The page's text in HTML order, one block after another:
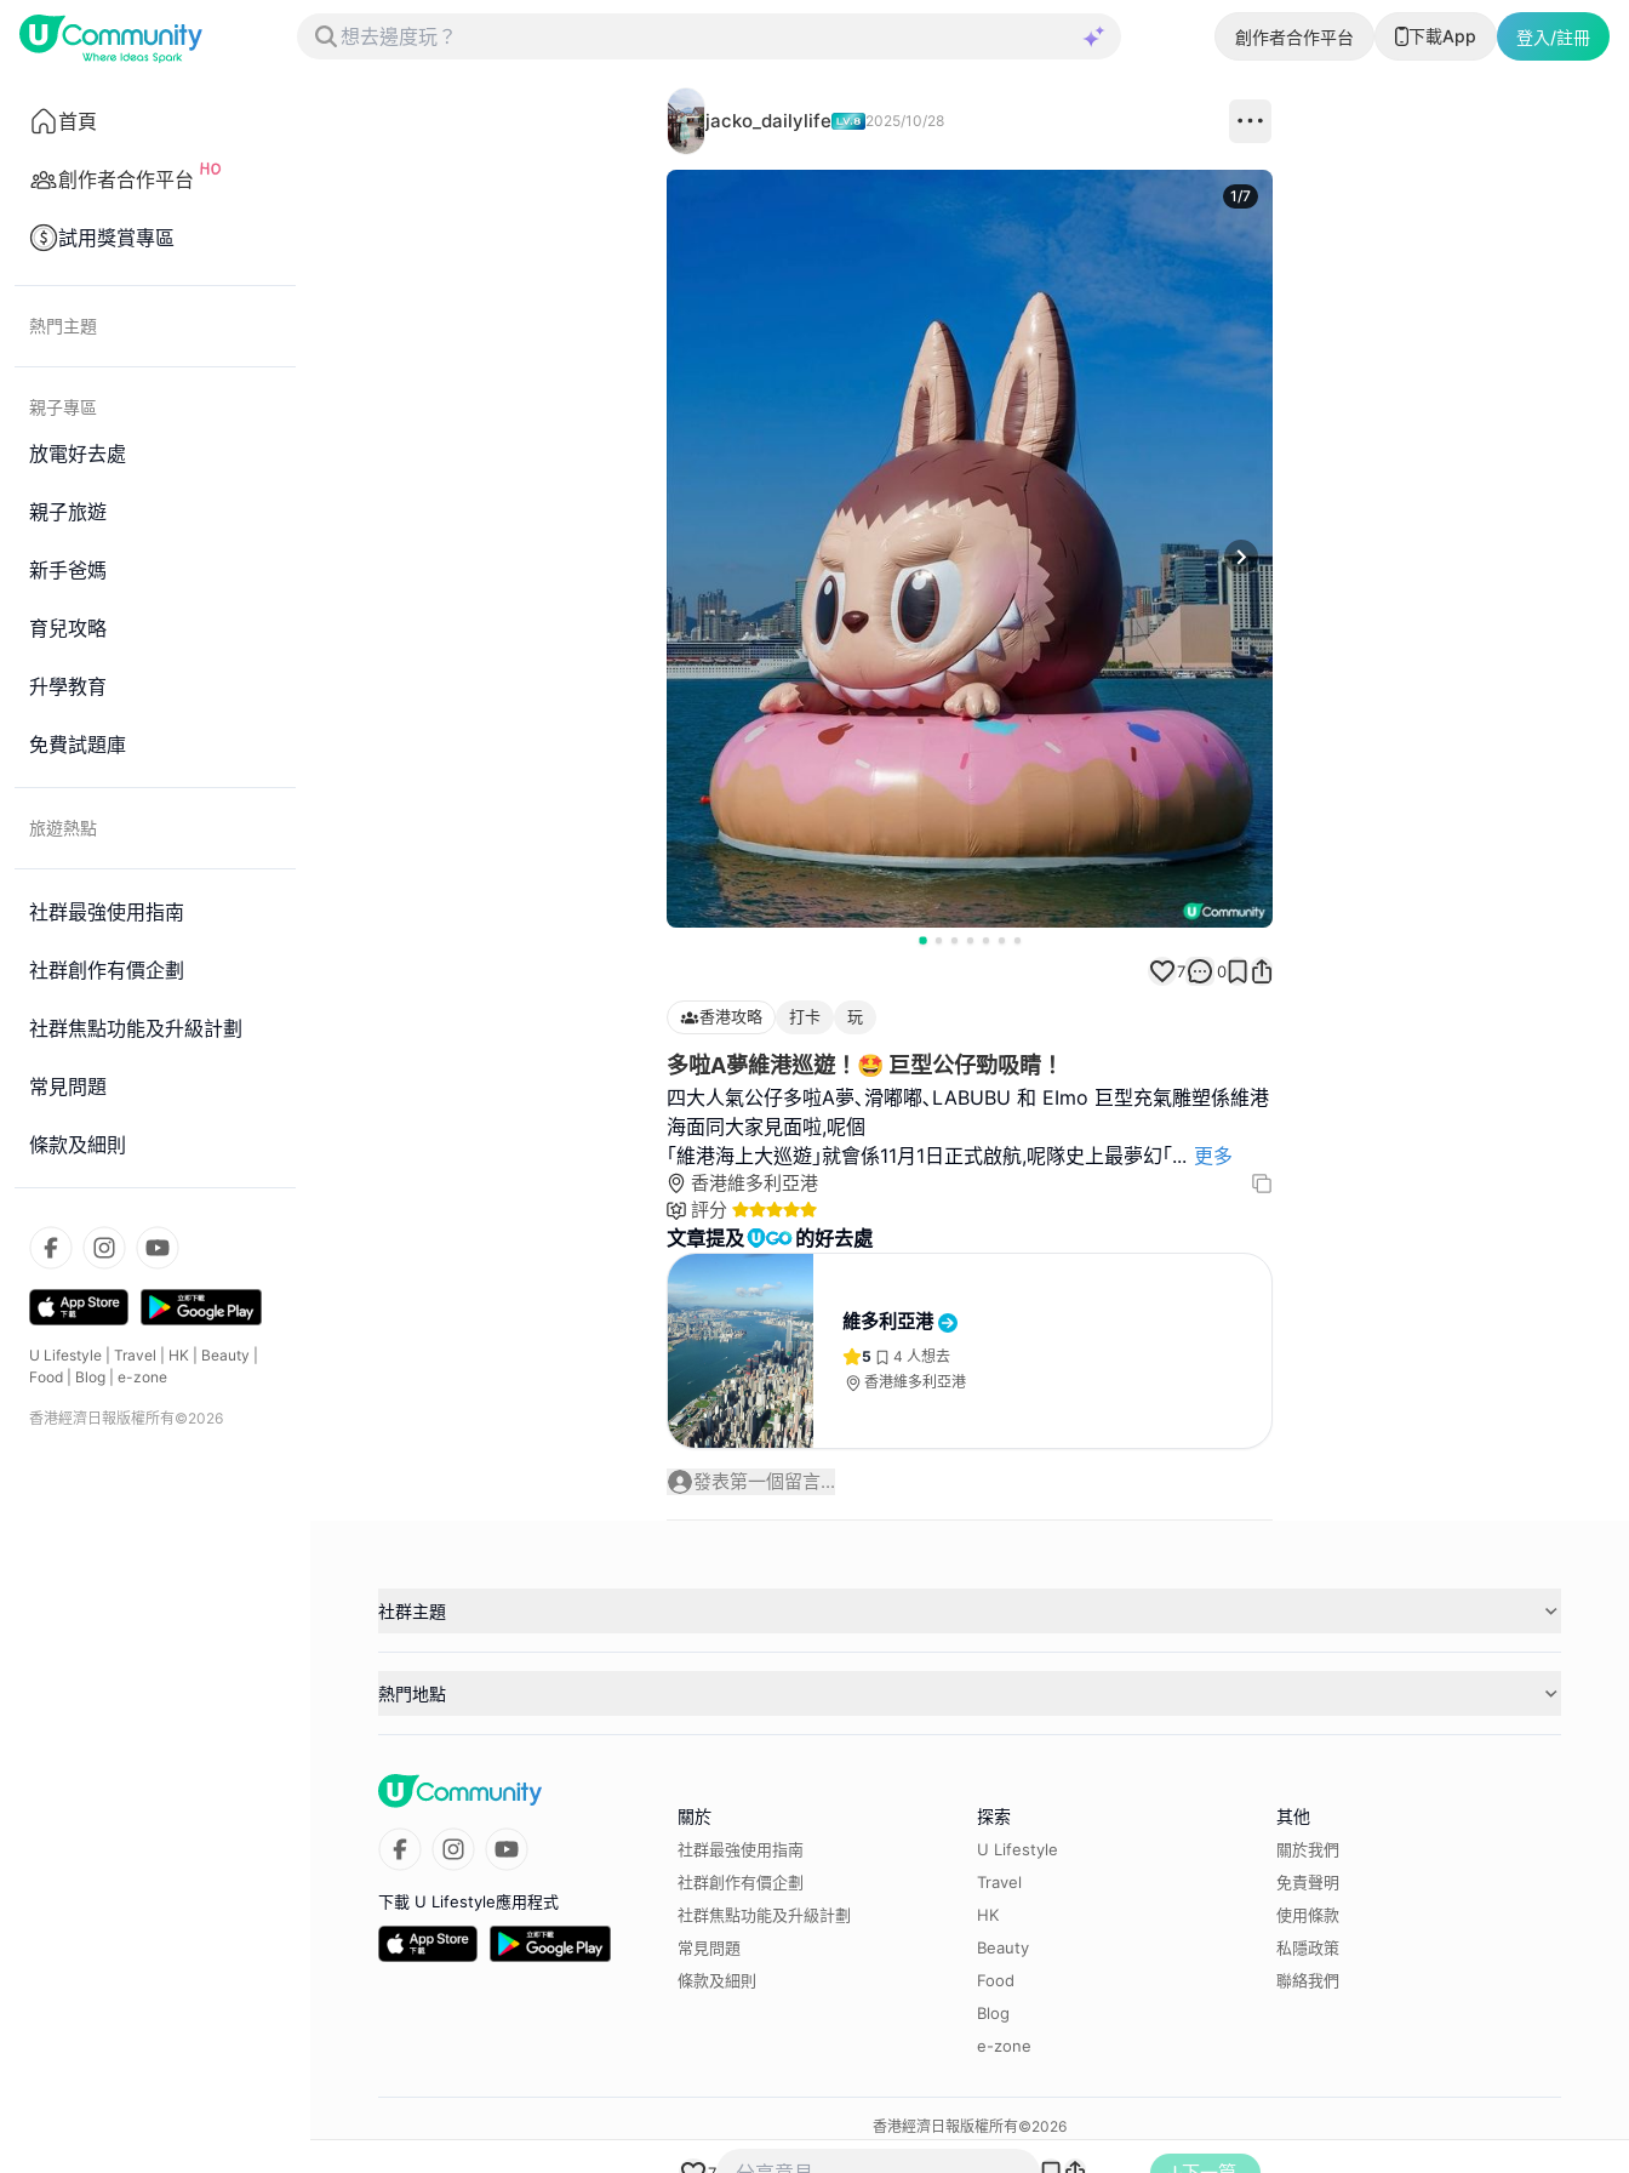
創作者合作平台 下載App 登入/註冊
首頁
創作者合作平台
試用獎賞專區
熱門主題
親子專區
放電好去處
親子旅遊
新手爸媽
育兒攻略
升學教育
免費試題庫
旅遊熱點
社群最強使用指南
社群創作有價企劃
社群焦點功能及升級計劃
常見問題
條款及細則
U Lifestyle Travel HK Beauty
Food
Blog e-zone
香港經濟日報版權所有©2026
jacko_dailylife 2025/10/28
Next slide
1/7
7 0
香港攻略 打卡 玩
多啦A夢維港巡遊！🤩 巨型公仔勁吸睛！
四大人氣公仔多啦A夢､滑嘟嘟､LABUBU 和 EImo 巨型充氣雕塑係維港
海面同大家見面啦,呢個
｢維港海上大巡遊｣就會係11月1日正式啟航,呢隊史上最夢幻｢... 更多
香港維多利亞港
評分
文章提及 的好去處
維多利亞港
5 4 人想去
香港維多利亞港
發表第一個留言...
社群主題
熱門地點
下載 U Lifestyle應用程式
關於
社群最強使用指南
社群創作有價企劃
社群焦點功能及升級計劃
常見問題
條款及細則
探索
U Lifestyle
Travel
HK
Beauty
Food
Blog
e-zone
其他
關於我們
免責聲明
使用條款
私隱政策
聯絡我們
香港經濟日報版權所有©2026